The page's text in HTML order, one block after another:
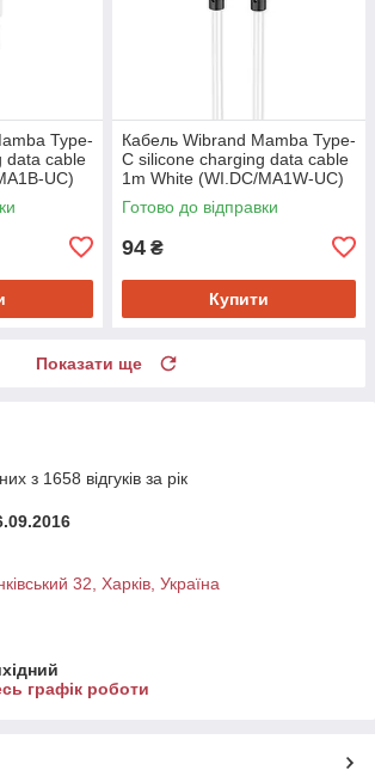
Type-
data cable
UC)
Кабель Wibrand Mamba Type-
C silicone charging data cable
1m White (WI.DC/MA1W-UC)
Готово до відправки
94 ₴
Купити
Показати ще
з 1658 відгуків за рік
32, Харків, Україна
графік роботи